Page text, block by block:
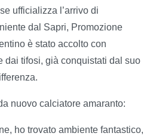
ufficializza l’arrivo di
dal Sapri, Promozione
è stato accolto con
dai tifosi, già conquistati dal suo
nuovo calciatore amaranto:
ho trovato ambiente fantastico,